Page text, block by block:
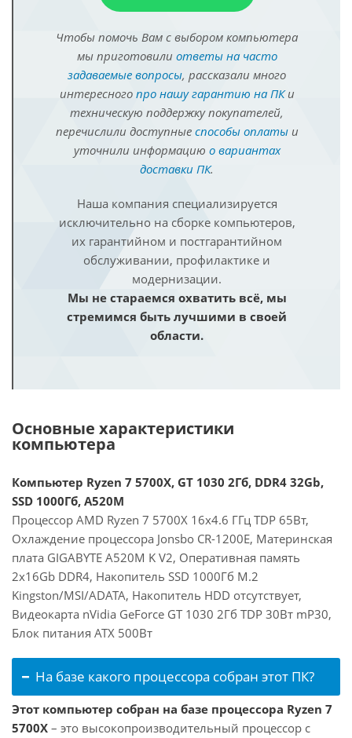
Чтобы помочь Вам с выбором компьютера
мы приготовили ответы на часто
задаваемые вопросы, рассказали много
интересного про нашу гарантию на ПКи
техническую поддержку покупателей,
перечислили доступные способы оплатыи
уточнили информацию о вариантах
доставки ПК.
Наша компания специализируется
исключительно на сборке компьютеров,
их гарантийном и постгарантийном
обслуживании, профилактике и
модернизации.
Мы не стараемся охватить всё, мы
стремимся быть лучшими в своей
области.
Основные характеристики
компьютера
Компьютер Ryzen 7 5700X, GT 1030 2Гб, DDR4 32Gb,
SSD 1000Гб, A520M
Процессор AMD Ryzen 7 5700X 16x4.6 ГГц TDP 65Вт,
Охлаждение процессора Jonsbo CR-1200E, Материнская
плата GIGABYTE A520M K V2, Оперативная память
2x16Gb DDR4, Накопитель SSD 1000Гб M.2
Kingston/MSI/ADATA, Накопитель HDD отсутствует,
Видеокарта nVidia GeForce GT 1030 2Гб TDP 30Вт mP30,
Блок питания ATX 500Вт
На базе какого процессора собран этот ПК?
Этот компьютер собран на базе процессора Ryzen 7
5700X – это высокопроизводительный процессор с